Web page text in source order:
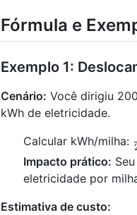
Fórmula e
Exemplo 1:
Cenário: Você dirigiu
kWh de eletricidade.
Calcular kWh/milha:
Impacto prático:
eletricidade por
Estimativa de custo: